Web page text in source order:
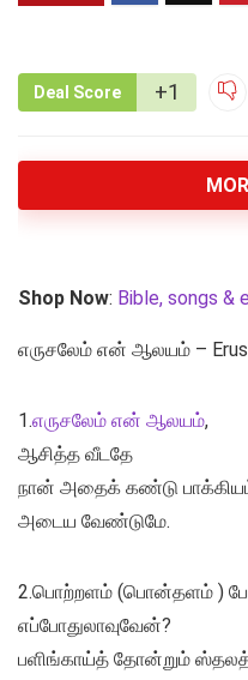
Deal Score +1
Shop Now: Bible, songs &
எருசலேம் என் ஆலயம் –
1.எருசலேம் என் ஆலயம்,
ஆசித்த வீடதே
நான் அதைக் கண்டு
அடைய வேண்டுமே.
2.பொற்றளம் (பொன்தளம் )
எப்போதுலாவுவேன்?
பளிங்காய்த் தோன்றும்